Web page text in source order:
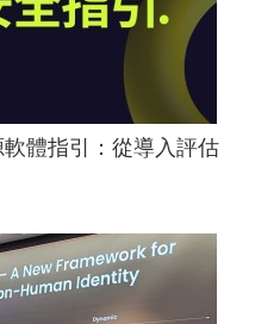
體指引：從導入評估